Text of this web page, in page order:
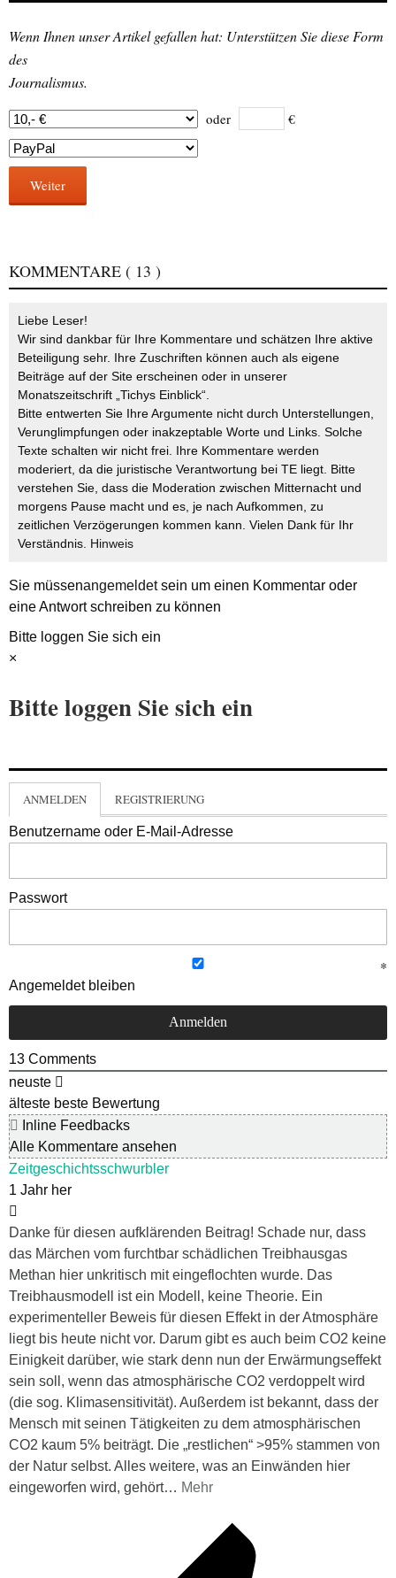
Wenn Ihnen unser Artikel gefallen hat: Unterstützen Sie diese Form
des
Journalismus.
oder €
Weiter
KOMMENTARE ( 13 )
Liebe Leser!
Wir sind dankbar für Ihre Kommentare und schätzen Ihre aktive
Beteiligung sehr. Ihre Zuschriften können auch als eigene
Beiträge auf der Site erscheinen oder in unserer
Monatszeitschrift „Tichys Einblick“.
Bitte entwerten Sie Ihre Argumente nicht durch Unterstellungen,
Verunglimpfungen oder inakzeptable Worte und Links. Solche
Texte schalten wir nicht frei. Ihre Kommentare werden
moderiert, da die juristische Verantwortung bei TE liegt. Bitte
verstehen Sie, dass die Moderation zwischen Mitternacht und
morgens Pause macht und es, je nach Aufkommen, zu
zeitlichen Verzögerungen kommen kann. Vielen Dank für Ihr
Verständnis. Hinweis
Sie müssenangemeldetsein um einen Kommentar oder
eine Antwort schreiben zu können
Bitte loggen Sie sich ein
×
Bitte loggen Sie sich ein
ANMELDEN REGISTRIERUNG
Benutzername oder E-Mail-Adresse
Passwort
Angemeldet bleiben
13 Comments
neuste
älteste beste Bewertung
Inline Feedbacks
Alle Kommentare ansehen
Zeitgeschichtsschwurbler
1 Jahr her
Danke für diesen aufklärenden Beitrag! Schade nur, dass
das Märchen vom furchtbar schädlichen Treibhausgas
Methan hier unkritisch mit eingeflochten wurde. Das
Treibhausmodell ist ein Modell, keine Theorie. Ein
experimenteller Beweis für diesen Effekt in der Atmosphäre
liegt bis heute nicht vor. Darum gibt es auch beim CO2 keine
Einigkeit darüber, wie stark denn nun der Erwärmungseffekt
sein soll, wenn das atmosphärische CO2 verdoppelt wird
(die sog. Klimasensitivität). Außerdem ist bekannt, dass der
Mensch mit seinen Tätigkeiten zu dem atmosphärischen
CO2 kaum 5% beiträgt. Die „restlichen“ >95% stammen von
der Natur selbst. Alles weitere, was an Einwänden hier
eingeworfen wird, gehört… Mehr